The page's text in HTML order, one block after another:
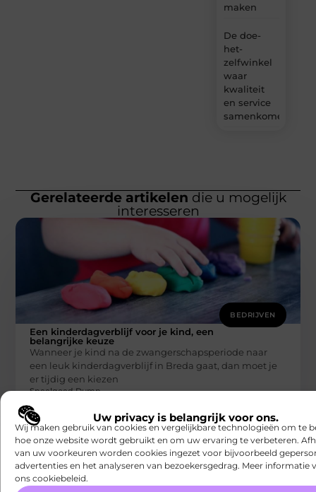
Uw privacy is belangrijk voor ons.
Wij maken gebruik van cookies en vergelijkbare technologieën om te
hoe onze website wordt gebruikt en om uw ervaring te verbeteren.
van uw voorkeuren worden cookies ingezet voor bijvoorbeeld
advertenties en het analyseren van bezoekersgedrag. Meer informatie
ons cookiebeleid.
maken
De doe-
het-
zelfwinkel
waar
kwaliteit
en service
samenkomen
Gerelateerde artikelen die u mogelijk
interesseren
BEDRIJVEN
Een kinderdagverblijf voor je kind, een
belangrijke keuze
Wanneer je kind na de zwangerschapsperiode naar
een leuk kinderdagverblijf in Breda gaat, dan moet je
er tijdig een kiezen
Speelgoed Dump